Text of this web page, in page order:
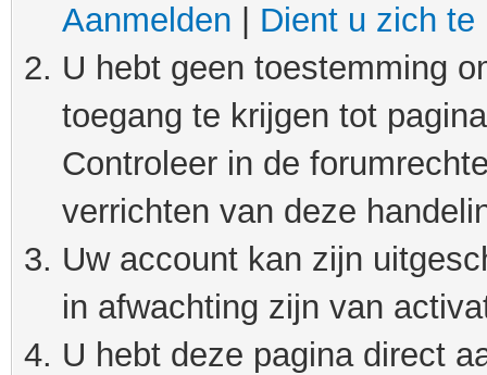
Aanmelden
Dient u zich te
U hebt geen toestemming
toegang te krijgen tot
Controleer in de
verrichten van deze
Uw account kan zijn
in afwachting zijn van
U hebt deze pagina direct